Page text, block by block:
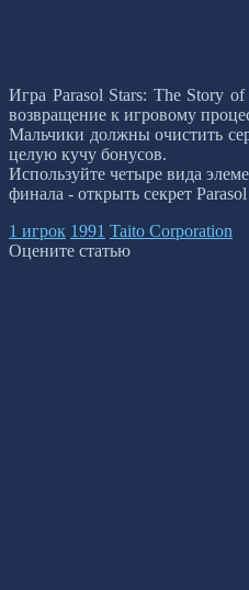
Игра Parasol Stars: The Story
возвращение к игровому
Мальчики должны очистить
целую кучу бонусов.
Используйте четыре вида
финала - открыть секрет Parasol
1 игрок 1991 Taito Corporation
Оцените статью